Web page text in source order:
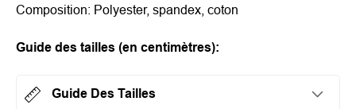
Composition: Polyester, spandex, coton
Guide des tailles (en centimètres):
Guide Des Tailles